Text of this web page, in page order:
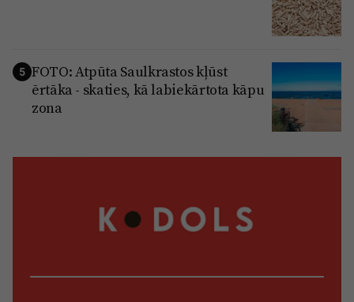
5 FOTO: Atpūta Saulkrastos kļūst
ērtāka - skaties, kā labiekārtota kāpu
zona